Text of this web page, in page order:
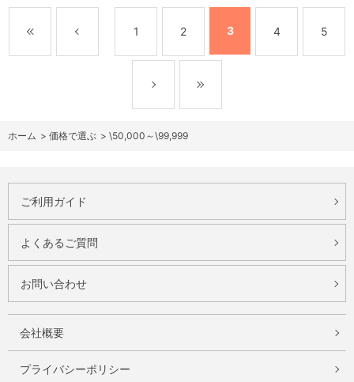
1 2 3 4 5
ホーム > 価格で選ぶ > \50,000～\99,999
ご利用ガイド
よくあるご質問
お問い合わせ
会社概要
プライバシーポリシー